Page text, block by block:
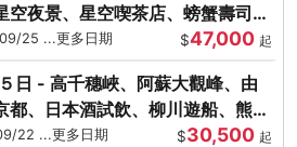
空夜景、星空喫茶店、螃蟹壽司、
25 ...更多日期 $47,000 起
日 - 高千穗峽、阿蘇大觀峰、由
都、日本酒試飲、柳川遊船、熊本
22 ...更多日期 $30,500 起